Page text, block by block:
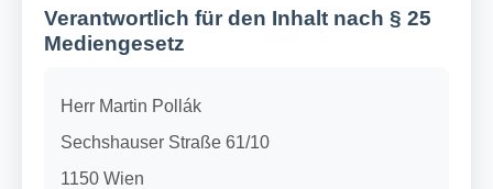
Verantwortlich für den Inhalt nach § 25
Mediengesetz
Herr Martin Pollák
Sechshauser Straße 61/10
1150 Wien